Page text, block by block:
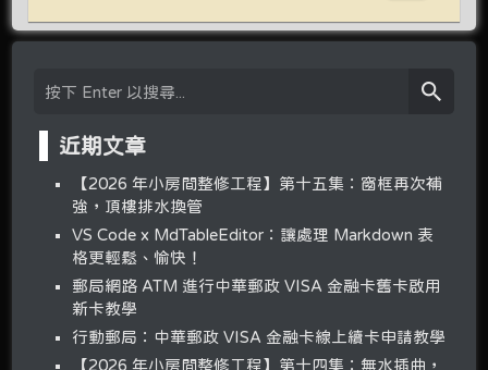
近期文章
【2026 年小房間整修工程】第十五集：窗框再次補
強，頂樓排水換管
VS Code x MdTableEditor：讓處理 Markdown 表
格更輕鬆、愉快！
郵局網路 ATM 進行中華郵政 VISA 金融卡舊卡啟用
新卡教學
行動郵局：中華郵政 VISA 金融卡線上續卡申請教學
【2026 年小房間整修工程】第十四集：無水插曲，